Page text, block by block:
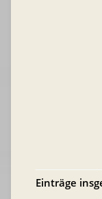
Einträge